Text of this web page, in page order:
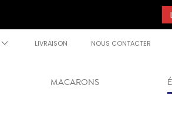
LIVRAISON NOUS CONTACTER
MACARONS